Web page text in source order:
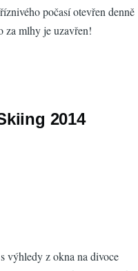
počasí otevřen denně
za mlhy je uzavřen!
2014
výhledy z okna na divoce